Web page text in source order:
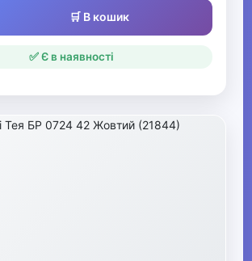
🛒 В кошик
✅ Є в наявності